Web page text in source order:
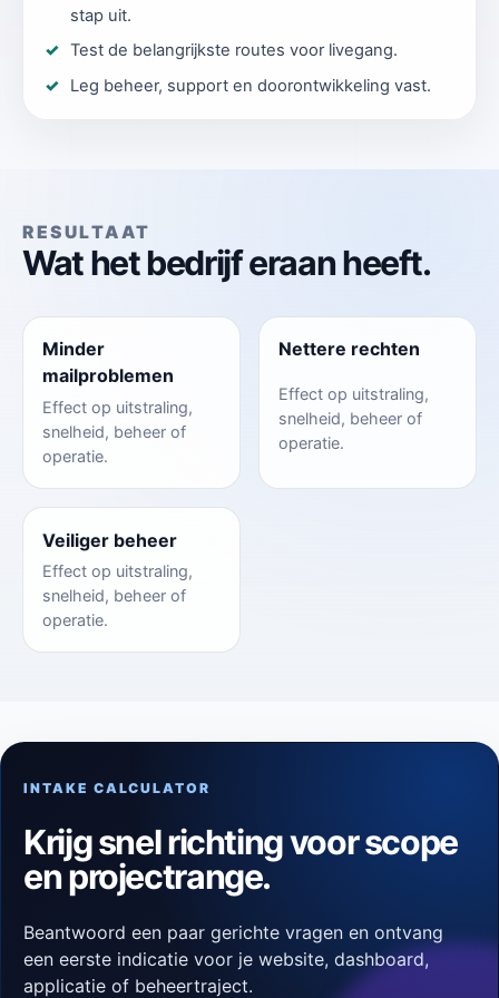
stap uit.
Test de belangrijkste routes voor livegang.
Leg beheer, support en doorontwikkeling vast.
RESULTAAT
Wat het bedrijf eraan heeft.
Minder
mailproblemen
Effect op uitstraling,
snelheid, beheer of
operatie.
Nettere rechten
Effect op uitstraling,
snelheid, beheer of
operatie.
Veiliger beheer
Effect op uitstraling,
snelheid, beheer of
operatie.
INTAKE CALCULATOR
Krijg snel richting voor scope
en projectrange.
Beantwoord een paar gerichte vragen en ontvang
een eerste indicatie voor je website, dashboard,
applicatie of beheertraject.